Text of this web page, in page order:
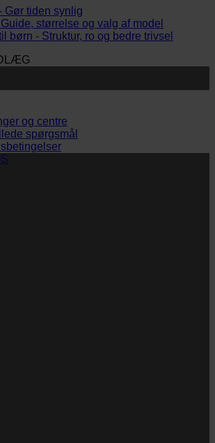
Gør tiden synlig
størrelse og valg af model
børn - Struktur, ro og bedre trivsel
og centre
spørgsmål